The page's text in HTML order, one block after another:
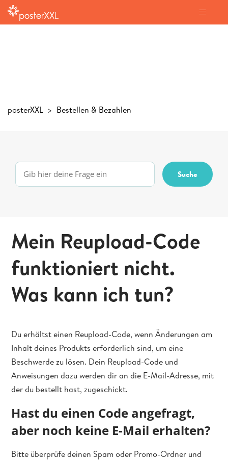
posterXXL Bestellen & Bezahlen
Mein Reupload-Code
funktioniert nicht.
Was kann ich tun?
Du erhältst einen Reupload-Code, wenn Änderungen am
Inhalt deines Produkts erforderlich sind, um eine
Beschwerde zu lösen. Dein Reupload-Code und
Anweisungen dazu werden dir an die E-Mail-Adresse, mit
der du bestellt hast, zugeschickt.
Hast du einen Code angefragt,
aber noch keine E-Mail erhalten?
Bitte überprüfe deinen Spam oder Promo-Ordner und